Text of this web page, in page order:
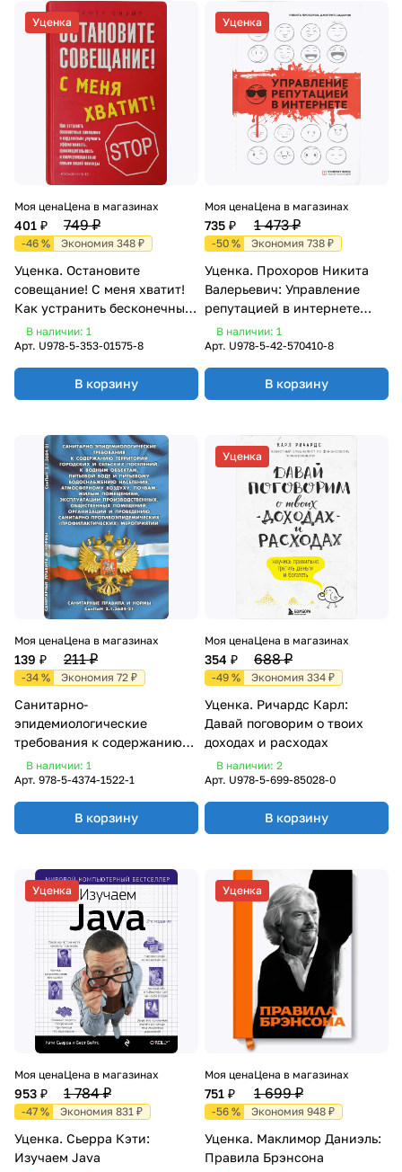
Уценка
Моя цена
401 ₽
Цена в магазинах
749 ₽
-46 % Экономия 348 ₽
Уценка. Остановите
совещание! С меня хватит!
Как устранить бесконечные
совещания и кардинально
улучшить эффективность
В наличии: 1
Арт. U978-5-353-01575-8
В корзину
Уценка
Моя цена
735 ₽
Цена в магазинах
1 473 ₽
-50 % Экономия 738 ₽
Уценка. Прохоров Никита
Валерьевич: Управление
репутацией в интернете
(570410-8
В наличии: 1
Арт. U978-5-42-570410-8
В корзину
Моя цена
139 ₽
Цена в магазинах
211 ₽
-34 % Экономия 72 ₽
Санитарно-
эпидемиологические
требования к содержанию
территорий
В наличии: 1
Арт. 978-5-4374-1522-1
В корзину
Уценка
Моя цена
354 ₽
Цена в магазинах
688 ₽
-49 % Экономия 334 ₽
Уценка. Ричардс Карл:
Давай поговорим о твоих
доходах и расходах
В наличии: 2
Арт. U978-5-699-85028-0
В корзину
Уценка
Моя цена
953 ₽
Цена в магазинах
1 784 ₽
-47 % Экономия 831 ₽
Уценка. Сьерра Кэти:
Изучаем Java
Уценка
Моя цена
751 ₽
Цена в магазинах
1 699 ₽
-56 % Экономия 948 ₽
Уценка. Маклимор Даниэль:
Правила Брэнсона